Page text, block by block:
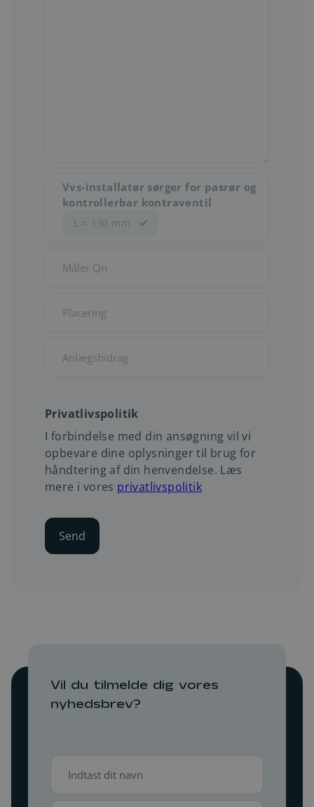
Vvs-installatør sørger for pasrør og
kontrollerbar kontraventil
L = 130 mm
Privatlivspolitik
I forbindelse med din ansøgning vil vi
opbevare dine oplysninger til brug for
håndtering af din henvendelse. Læs
mere i vores privatlivspolitik
Vil du tilmelde dig vores
nyhedsbrev?
(Påkrævet)